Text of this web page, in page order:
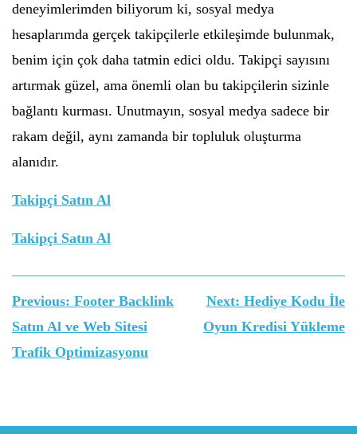
deneyimlerimden biliyorum ki, sosyal medya
hesaplarımda gerçek takipçilerle etkileşimde bulunmak,
benim için çok daha tatmin edici oldu. Takipçi sayısını
artırmak güzel, ama önemli olan bu takipçilerin sizinle
bağlantı kurması. Unutmayın, sosyal medya sadece bir
rakam değil, aynı zamanda bir topluluk oluşturma
alanıdır.
Takipçi Satın Al
Takipçi Satın Al
Yazı
gezinmesi
Previous: Footer Backlink
Satın Al ve Web Sitesi
Trafik Optimizasyonu
Next: Hediye Kodu İle
Oyun Kredisi Yükleme